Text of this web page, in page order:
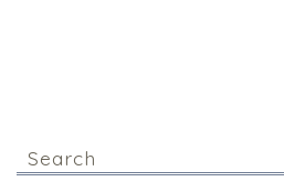
Search